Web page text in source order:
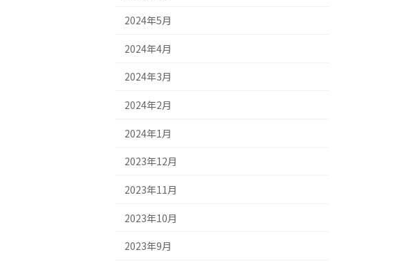
2024年5月
2024年4月
2024年3月
2024年2月
2024年1月
2023年12月
2023年11月
2023年10月
2023年9月